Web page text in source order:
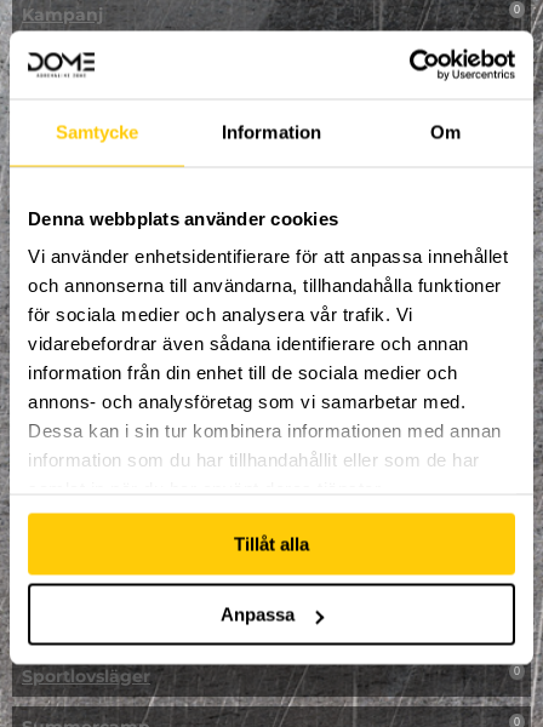
Samtycke Information Om
Denna webbplats använder cookies
Vi använder enhetsidentifierare för att anpassa innehållet
och annonserna till användarna, tillhandahålla funktioner
för sociala medier och analysera vår trafik. Vi
vidarebefordrar även sådana identifierare och annan
information från din enhet till de sociala medier och
annons- och analysföretag som vi samarbetar med.
Dessa kan i sin tur kombinera informationen med annan
information som du har tillhandahållit eller som de har
Tillåt alla
Anpassa
Kampanj 0
Kickbike 0
Klättring
LAN
Multisport
Mässa
NPF-Träning
Parkour
Påsk på Dome
Påsklovsläger 0
Skateboard 0
Sportlovsläger 0
0